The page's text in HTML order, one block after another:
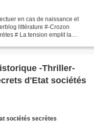
en cas de naissance et
littérature #-Crozon
# La tension emplit la
-Thriller-
d'Etat sociétés
sociétés secrètes